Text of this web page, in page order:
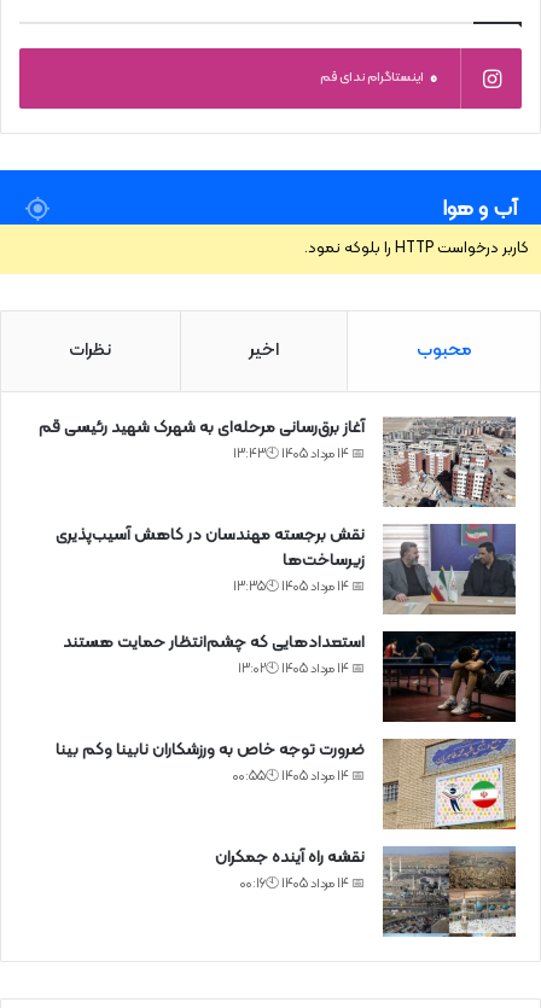
0 اینستاگرام ندای قم
آب و هوا
کاربر درخواست HTTP را بلوکه نمود.
محبوب اخیر نظرات
آغاز برق‌رسانی مرحله‌ای به شهرک شهید رئیسی قم
📅 14 مرداد 1405 🕙13:43
نقش برجسته مهندسان در کاهش آسیب‌پذیری
زیرساخت‌ها
📅 14 مرداد 1405 🕙13:35
استعدادهایی که چشم‌انتظار حمایت هستند
📅 14 مرداد 1405 🕙13:02
ضرورت توجه خاص به ورزشکاران نابینا وکم بینا
📅 14 مرداد 1405 🕙00:55
نقشه راه آینده جمکران
📅 14 مرداد 1405 🕙00:16